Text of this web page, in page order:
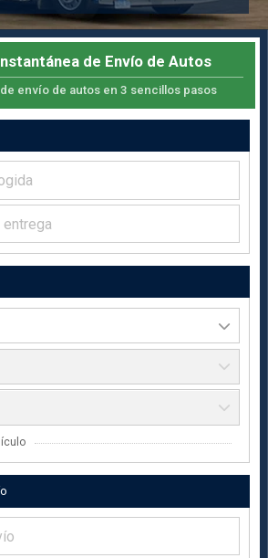
de Envío de Autos
envío de autos en 3 sencillos pasos